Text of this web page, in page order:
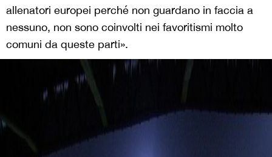
allenatori europei perché non guardano in faccia a
nessuno, non sono coinvolti nei favoritismi molto
comuni da queste parti».